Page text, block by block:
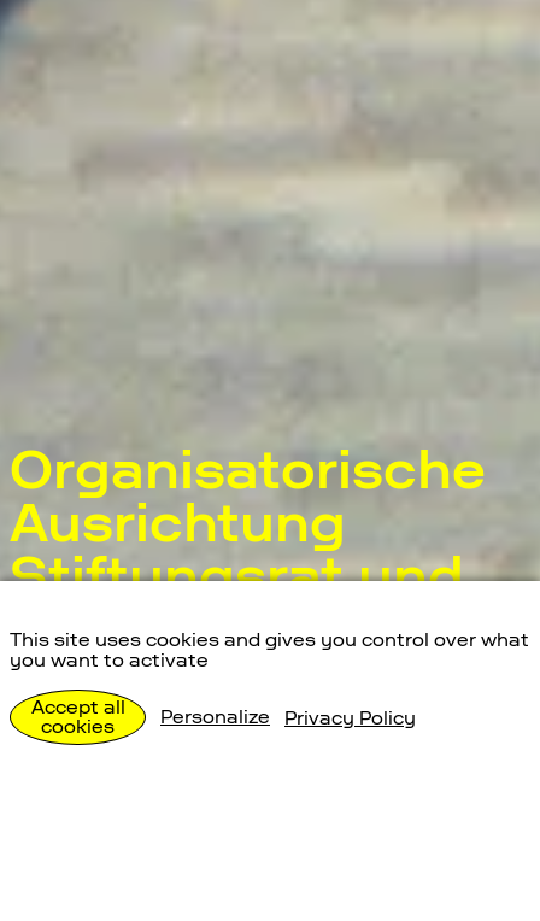
Organisatorische
Ausrichtung
Stiftungsrat und
Space Eye Betrieb
Erforschen
Organisatorische Ausrichtung Stiftungsrat
und Space Eye Betrieb
This site uses cookies and gives you control over what
you want to activate
Accept all
cookies
Personalize Privacy Policy